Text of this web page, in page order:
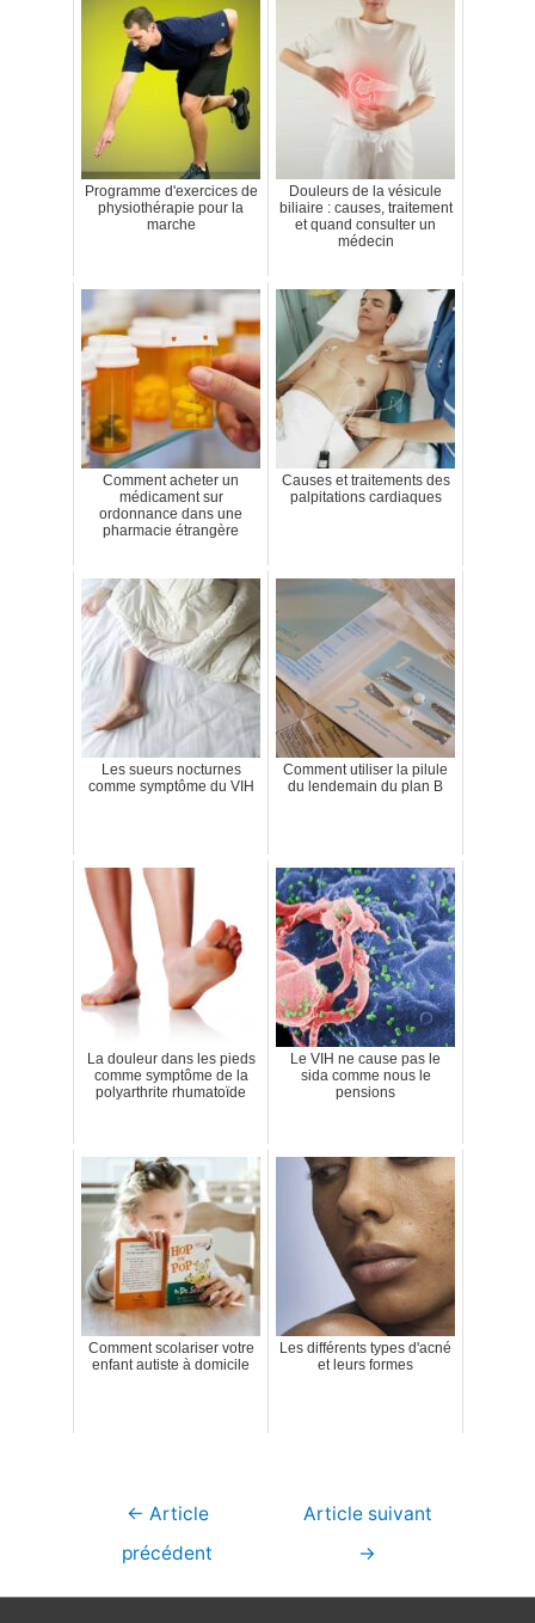
Programme d'exercices de
physiothérapie pour la
marche
Douleurs de la vésicule
biliaire : causes, traitement
et quand consulter un
médecin
Comment acheter un
médicament sur
ordonnance dans une
pharmacie étrangère
Causes et traitements des
palpitations cardiaques
Les sueurs nocturnes
comme symptôme du VIH
Comment utiliser la pilule
du lendemain du plan B
La douleur dans les pieds
comme symptôme de la
polyarthrite rhumatoïde
Le VIH ne cause pas le
sida comme nous le
pensions
Comment scolariser votre
enfant autiste à domicile
Les différents types d'acné
et leurs formes
Navigation
← Article
précédent
Article suivant
→